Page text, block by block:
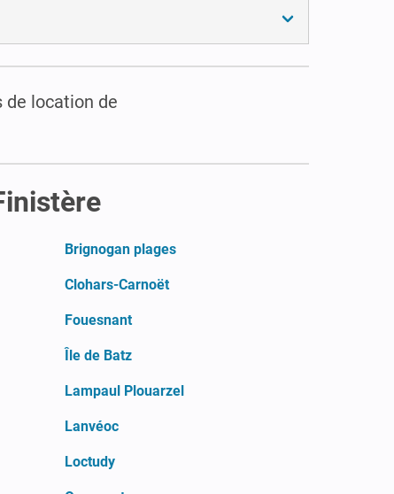
de location de
Brignogan plages
Clohars-Carnoët
Fouesnant
Île de Batz
Lampaul Plouarzel
Lanvéoc
Loctudy